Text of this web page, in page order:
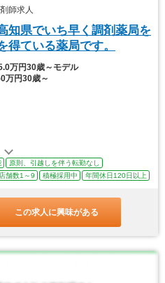
師求人
知県でいち早く調剤薬局を
得ている薬局です。
万円30歳～モデル
万円30歳～
原則、引越しを伴う転勤なし
店舗数1～9 積極採用中 年間休日120日以上
この求人に興味がある